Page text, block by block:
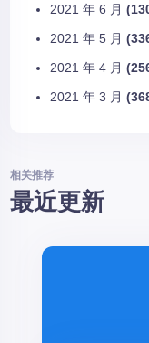
2021 年 6 月
2021 年 5 月
2021 年 4 月
2021 年 3 月
相关推荐
最近更新